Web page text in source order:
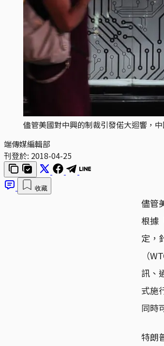
儘管美國對中興的制裁引發偌大迴響，
端傳媒編輯部
刊登於: 2018-04-25
收藏
儘管
根據
定，
（
訊、
式施
同時
特朗